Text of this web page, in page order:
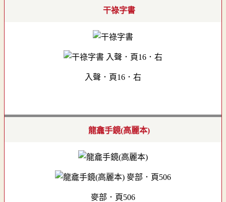
干祿字書
入聲．頁16．右
龍龕手鏡(高麗本)
麥部．頁506